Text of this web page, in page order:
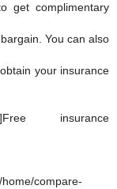
get complimentary
You can also
your insurance
insurance
compare-